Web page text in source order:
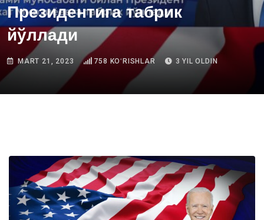
Президентига табрик
йўллади
MART 21, 2023 758 KOʻRISHLAR 3 YIL OLDIN